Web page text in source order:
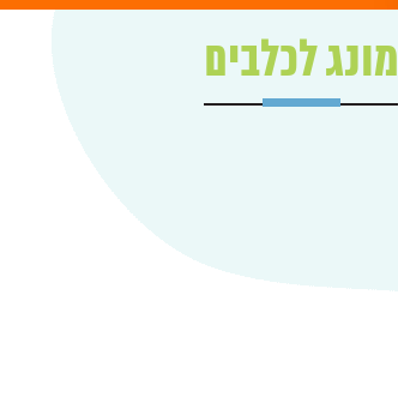
מונג לכלבים